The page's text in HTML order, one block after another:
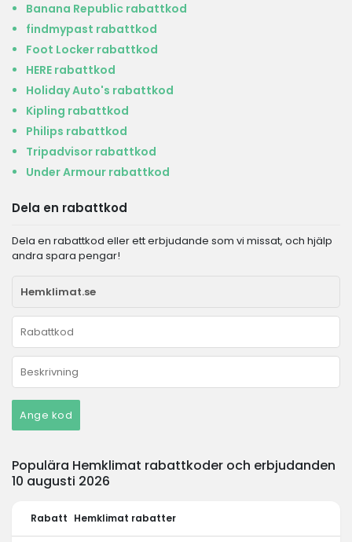
Banana Republic rabattkod
findmypast rabattkod
Foot Locker rabattkod
HERE rabattkod
Holiday Auto's rabattkod
Kipling rabattkod
Philips rabattkod
Tripadvisor rabattkod
Under Armour rabattkod
Dela en rabattkod
Dela en rabattkod eller ett erbjudande som vi missat, och hjälp
andra spara pengar!
Ange kod
Populära Hemklimat rabattkoder och erbjudanden
10 augusti 2026
Rabatt Hemklimat rabatter